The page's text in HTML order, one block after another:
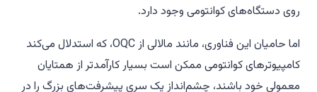
روی دستگاه‌های کوانتومی وجود دارد.
اما حامیان این فناوری، مانند مالالی از OQC، که استدلال می‌کند
کامپیوترهای کوانتومی ممکن است بسیار کارآمدتر از همتایان
معمولی خود باشند، چشم‌انداز یک سری پیشرفت‌های بزرگ را در